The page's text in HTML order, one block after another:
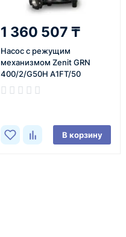
1 360 507 ₸
Насос с режущим
механизмом Zenit GRN
400/2/G50H A1FT/50
В корзину